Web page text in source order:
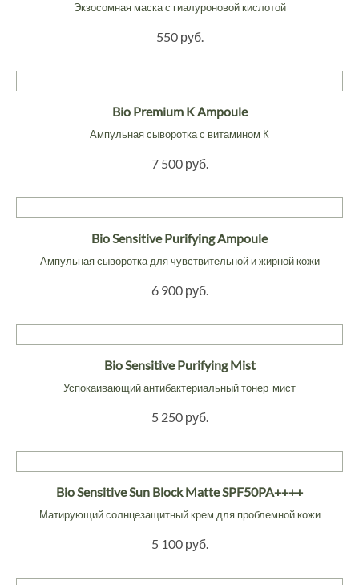
Экзосомная маска с гиалуроновой кислотой
550 руб.
Bio Premium K Ampoule
Ампульная сыворотка с витамином К
7 500 руб.
Bio Sensitive Purifying Ampoule
Ампульная сыворотка для чувствительной и жирной кожи
6 900 руб.
Bio Sensitive Purifying Mist
Успокаивающий антибактериальный тонер-мист
5 250 руб.
Bio Sensitive Sun Block Matte SPF50PA++++
Матирующий солнцезащитный крем для проблемной кожи
5 100 руб.